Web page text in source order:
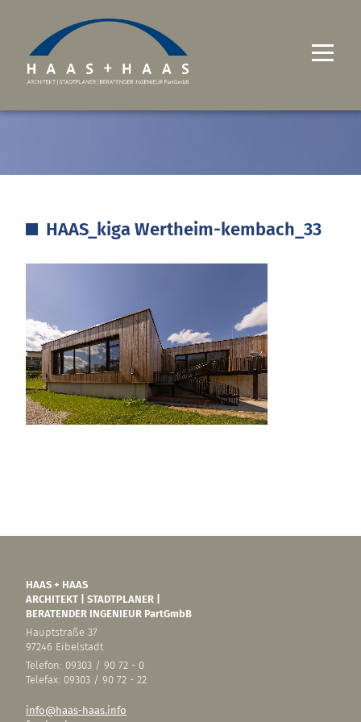
KARRIERE
HAAS_kiga Wertheim-kembach_33
HAAS + HAAS
ARCHITEKT | STADTPLANER |
BERATENDER INGENIEUR PartGmbB
Hauptstraße 37
97246 Eibelstadt
Telefon: 09303 / 90 72 - 0
Telefax: 09303 / 90 72 - 22
info@haas-haas.info